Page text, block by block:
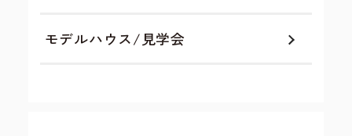
モデルハウス/見学会